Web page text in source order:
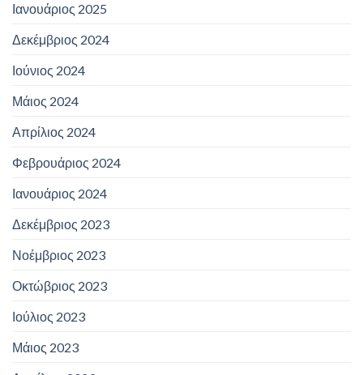
Ιανουάριος 2025
Δεκέμβριος 2024
Ιούνιος 2024
Μάιος 2024
Απρίλιος 2024
Φεβρουάριος 2024
Ιανουάριος 2024
Δεκέμβριος 2023
Νοέμβριος 2023
Οκτώβριος 2023
Ιούλιος 2023
Μάιος 2023